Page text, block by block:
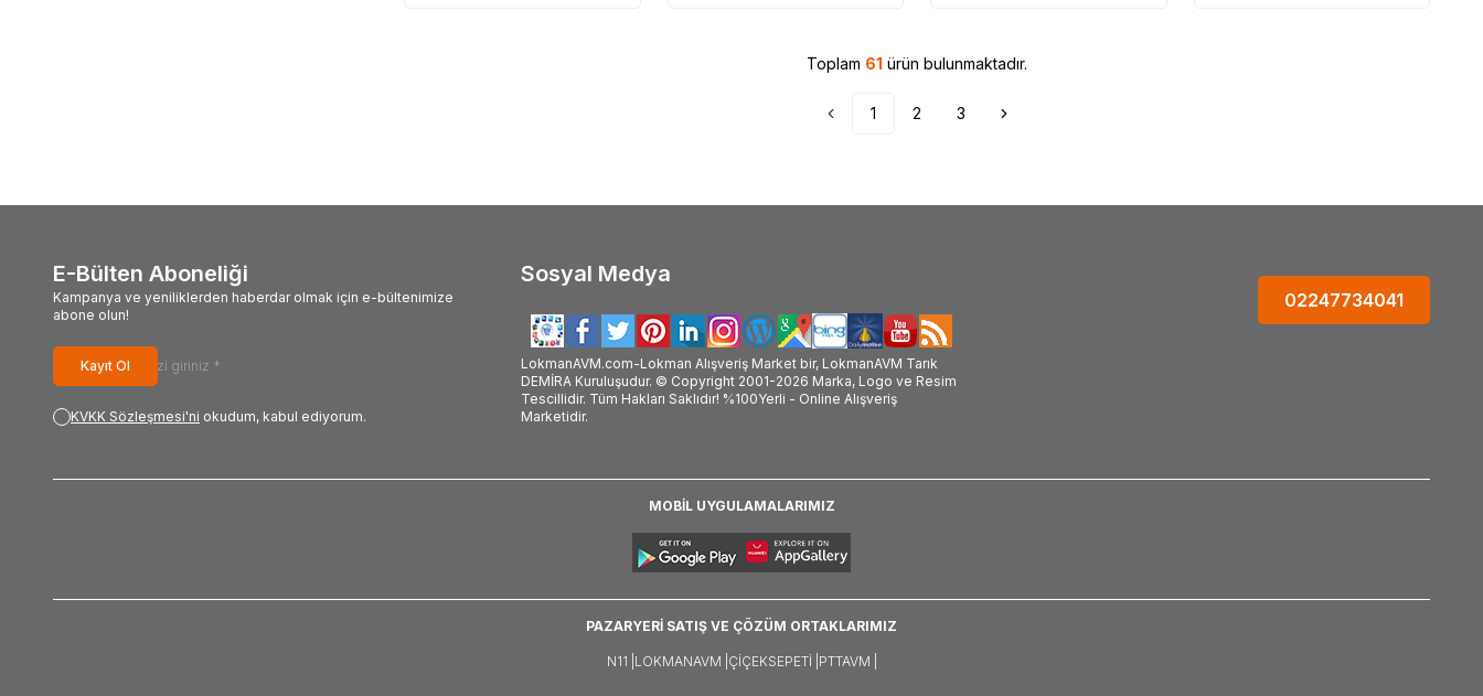
Toplam 61 ürün bulunmaktadır.
1 2 3
E-Bülten Aboneliği
Kampanya ve yeniliklerden haberdar olmak için e-bültenimize
abone olun!
Kayıt Ol
KVKK Sözleşmesi'ni okudum, kabul ediyorum.
Sosyal Medya
LokmanAVM.com-Lokman Alışveriş Market bir, LokmanAVM Tarık
DEMİRA Kuruluşudur. © Copyright 2001-2026 Marka, Logo ve Resim
Tescillidir. Tüm Hakları Saklıdır! %100Yerli - Online Alışveriş
Marketidir.
02247734041
MOBİL UYGULAMALARIMIZ
PAZARYERİ SATIŞ VE ÇÖZÜM ORTAKLARIMIZ
N11 | LOKMANAVM | ÇIÇEKSEPETI | PTTAVM |